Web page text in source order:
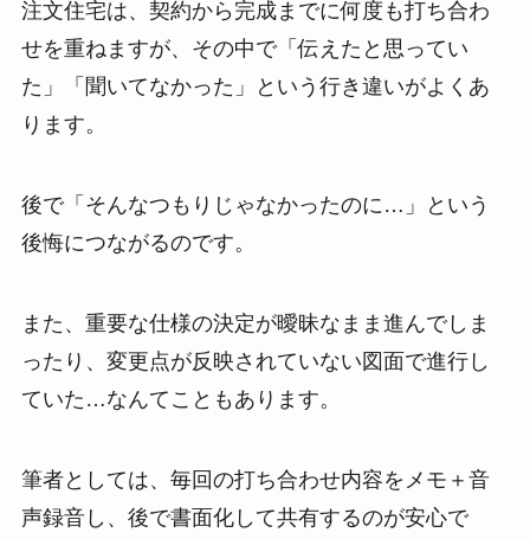
注文住宅は、契約から完成までに何度も打ち合わ
せを重ねますが、その中で「伝えたと思ってい
た」「聞いてなかった」という行き違いがよくあ
ります。
後で「そんなつもりじゃなかったのに…」という
後悔につながるのです。
また、重要な仕様の決定が曖昧なまま進んでしま
ったり、変更点が反映されていない図面で進行し
ていた…なんてこともあります。
筆者としては、毎回の打ち合わせ内容をメモ＋音
声録音し、後で書面化して共有するのが安心で